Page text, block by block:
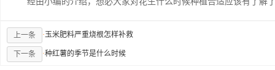
上一条 ·玉米肥料严重烧根怎样补救
下一条 ·种红薯的季节是什么时候